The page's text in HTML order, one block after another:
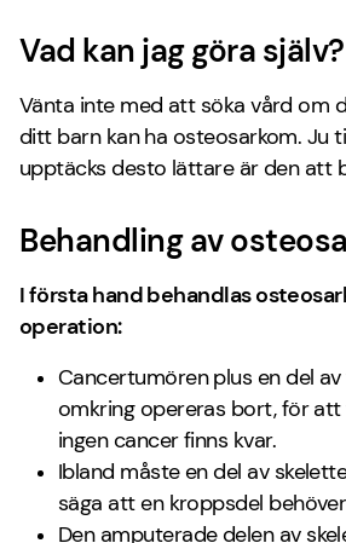
Vad kan jag göra själv?
Vänta inte med att söka vård om
ditt barn kan ha osteosarkom. Ju
upptäcks desto lättare är den att
Behandling av
I första hand behandlas
operation:
Cancertumören plus en del
omkring opereras bort, för
ingen cancer finns kvar.
Ibland måste en del av
säga att en kroppsdel
Den amputerade delen av